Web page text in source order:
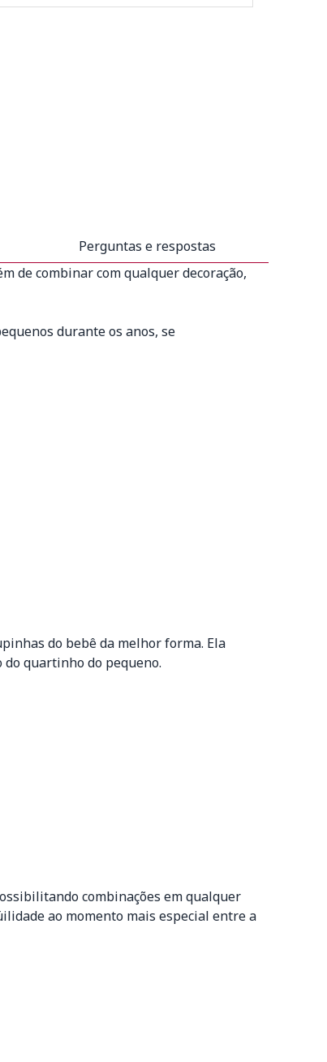
Perguntas e respostas
de combinar com qualquer decoração,
durante os anos, se
do bebê da melhor forma. Ela
do quartinho do pequeno.
combinações em qualquer
ao momento mais especial entre a